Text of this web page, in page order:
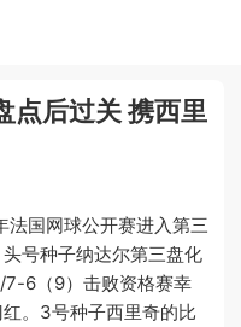
点后过关 携西里
国网球公开赛进入第三
号种子纳达尔第三盘化
6（9）击败资格赛幸
。3号种子西里奇的比